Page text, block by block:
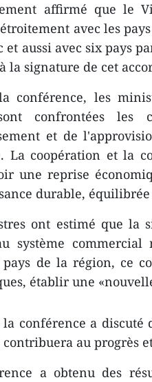
affirmé que le
avec les
et aussi avec six pays
la signature de cet
conférence, les
confrontées les
et de
La coopération et la
une reprise
durable,
ont estimé que la
système
de la région, ce
établir une
la conférence a
contribuera au progrès
a obtenu des